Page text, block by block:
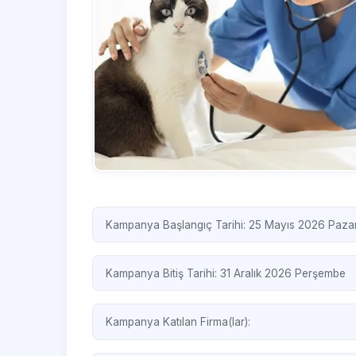
Kampanya Başlangıç Tarihi: 25 Mayıs 2026
Kampanya Bitiş Tarihi: 31 Aralık 2026 Perşembe
Kampanya Katılan Firma(lar):